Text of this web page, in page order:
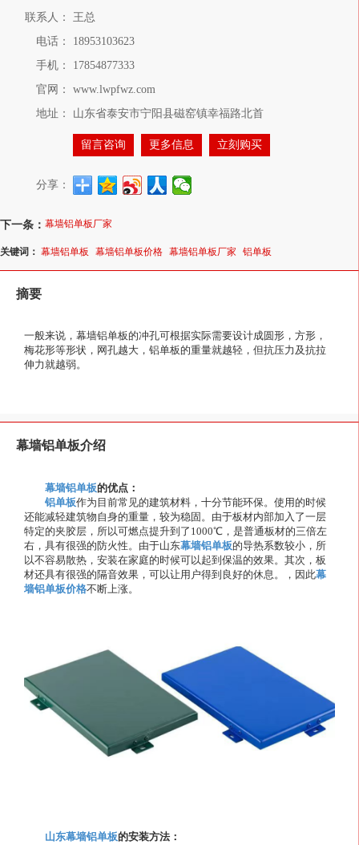
联系人：
王总
电话：
18953103623
手机：
17854877333
官网：
www.lwpfwz.com
地址：
山东省泰安市宁阳县磁窑镇幸福路北首
留言咨询 更多信息 立刻购买
分享：
下一条： 幕墙铝单板厂家
关键词： 幕墙铝单板 幕墙铝单板价格 幕墙铝单板厂家 铝单板
摘要
一般来说，幕墙铝单板的冲孔可根据实际需要设计成圆形，方形，
梅花形等形状，网孔越大，铝单板的重量就越轻，但抗压力及抗拉
伸力就越弱。
幕墙铝单板介绍
幕墙铝单板的优点：
铝单板作为目前常见的建筑材料，十分节能环保。使用的时候
还能减轻建筑物自身的重量，较为稳固。由于板材内部加入了一层
特定的夹胶层，所以可燃点提升到了1000℃，是普通板材的三倍左
右，具有很强的防火性。由于山东幕墙铝单板的导热系数较小，所
以不容易散热，安装在家庭的时候可以起到保温的效果。其次，板
材还具有很强的隔音效果，可以让用户得到良好的休息。，因此幕
墙铝单板价格不断上涨。
山东幕墙铝单板的安装方法：